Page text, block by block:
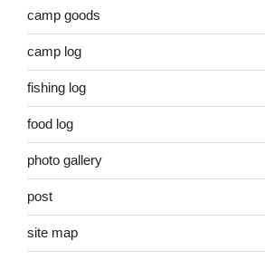
camp goods
camp log
fishing log
food log
photo gallery
post
site map